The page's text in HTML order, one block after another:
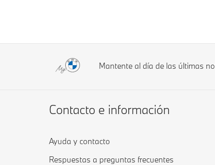
Mantente al día de las últimas
Contacto e información
Ayuda y contacto
Respuestas a preguntas frecuentes